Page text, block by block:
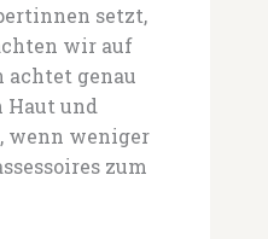
setzt,
wir auf
achtet genau
Haut und
wenn weniger
zum